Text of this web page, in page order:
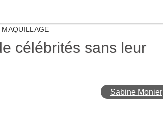
célébrités sans leur
Sabine Monier